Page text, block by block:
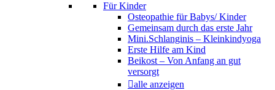
Für Kinder
Osteopathie für Babys/ Kinder
Gemeinsam durch das erste Jahr
Mini.Schlanginis – Kleinkindyoga
Erste Hilfe am Kind
Beikost – Von Anfang an gut
versorgt
alle anzeigen